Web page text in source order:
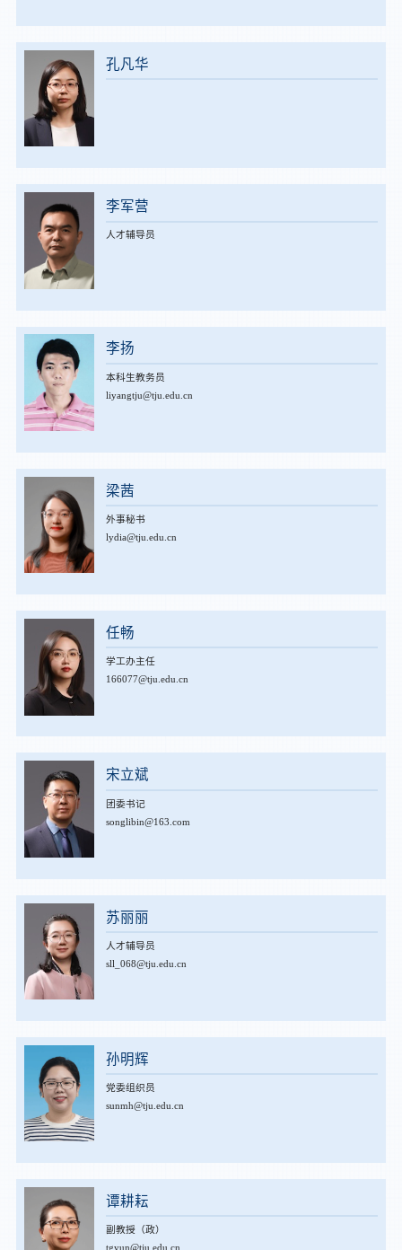
孔凡华
李军营
人才辅导员
李扬
本科生教务员
liyangtju@tju.edu.cn
梁茜
外事秘书
lydia@tju.edu.cn
任畅
学工办主任
166077@tju.edu.cn
宋立斌
团委书记
songlibin@163.com
苏丽丽
人才辅导员
sll_068@tju.edu.cn
孙明辉
党委组织员
sunmh@tju.edu.cn
谭耕耘
副教授（政）
tgyun@tju.edu.cn